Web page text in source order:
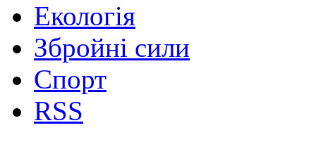
Екологія
Збройні сили
Спорт
RSS